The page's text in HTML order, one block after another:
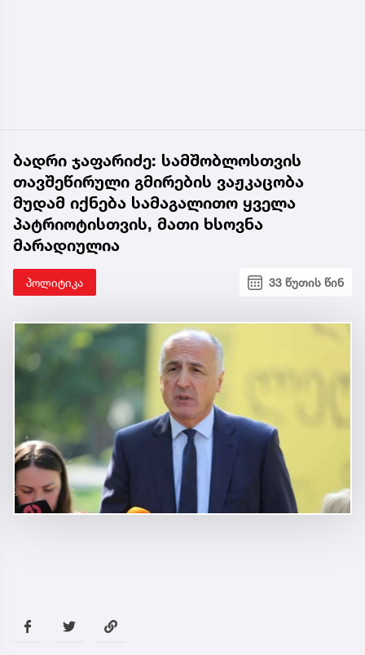
ბადრი ჯაფარიძე: სამშობლოსთვის
თავშეწირული გმირების ვაჟკაცობა
მუდამ იქნება სამაგალითო ყველა
პატრიოტისთვის, მათი ხსოვნა
მარადიულია
პოლიტიკა 33 წუთის წინ